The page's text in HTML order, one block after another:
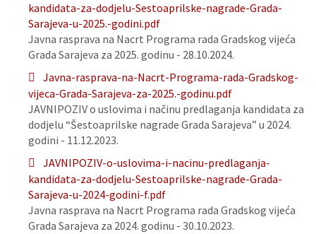
kandidata-za-dodjelu-Sestoaprilske-nagrade-Grada-
Sarajeva-u-2025.-godini.pdf
Javna rasprava na Nacrt Programa rada Gradskog vijeća
Grada Sarajeva za 2025. godinu - 28.10.2024.
Javna-rasprava-na-Nacrt-Programa-rada-Gradskog-
vijeca-Grada-Sarajeva-za-2025.-godinu.pdf
JAVNIPOZIV o uslovima i načinu predlaganja kandidata za
dodjelu “Šestoaprilske nagrade Grada Sarajeva” u 2024.
godini - 11.12.2023.
JAVNIPOZIV-o-uslovima-i-nacinu-predlaganja-
kandidata-za-dodjelu-Sestoaprilske-nagrade-Grada-
Sarajeva-u-2024-godini-f.pdf
Javna rasprava na Nacrt Programa rada Gradskog vijeća
Grada Sarajeva za 2024. godinu - 30.10.2023.